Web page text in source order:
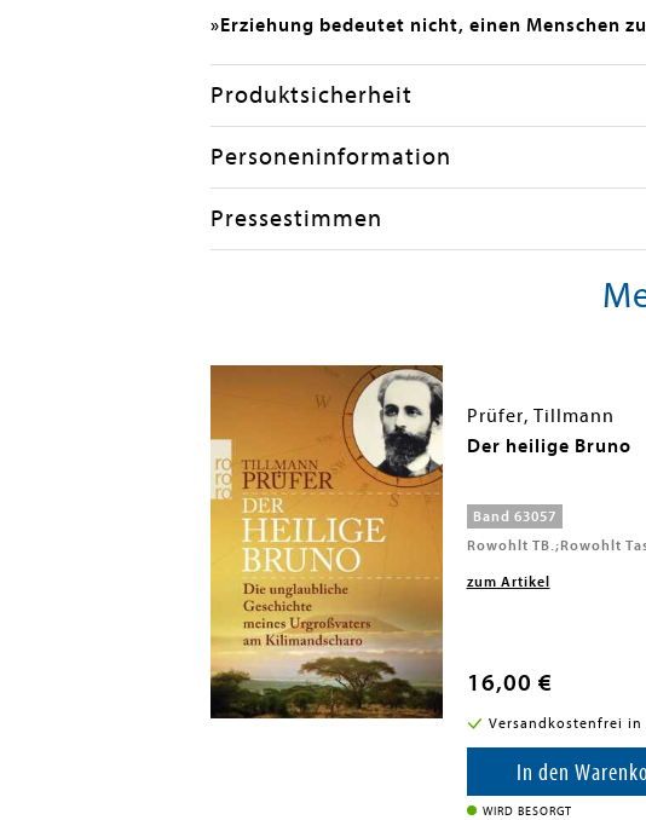
»Erziehung bedeutet nicht, einen Menschen
Produktsicherheit
Personeninformation
Pressestimmen
Prüfer, Tillmann
Der heilige Bruno
Band 63057
zum Artikel
16,00 €
Versandkostenfrei in
In den
WIRD BESORGT